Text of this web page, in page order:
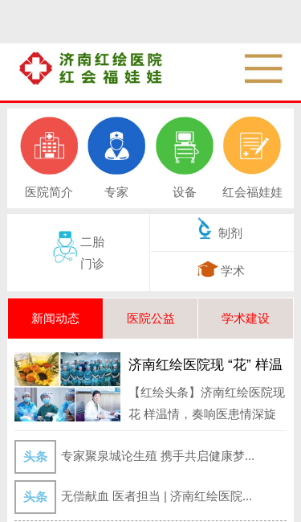
医院简介 专家 设备 红会福娃娃
二胎
门诊
制剂
学术
新闻动态 医院公益 学术建设
济南红绘医院现 “花” 样温
情，奏响医患情深旋律
【红绘头条】济南红绘医院现
花 样温情，奏响医患情深旋
头条
专家聚泉城论生殖 携手共启健康梦...
头条 无偿献血 医者担当 | 济南红绘医院...